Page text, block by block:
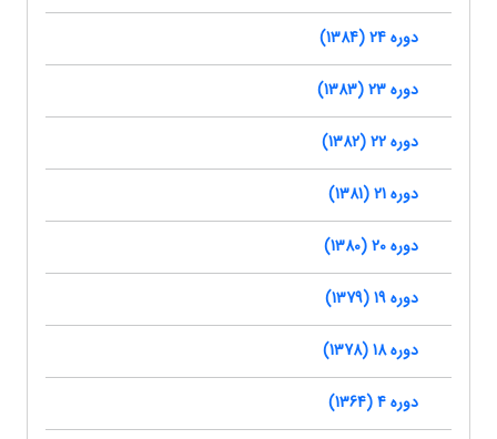
دوره 24 (1384)
دوره 23 (1383)
دوره 22 (1382)
دوره 21 (1381)
دوره 20 (1380)
دوره 19 (1379)
دوره 18 (1378)
دوره 4 (1364)